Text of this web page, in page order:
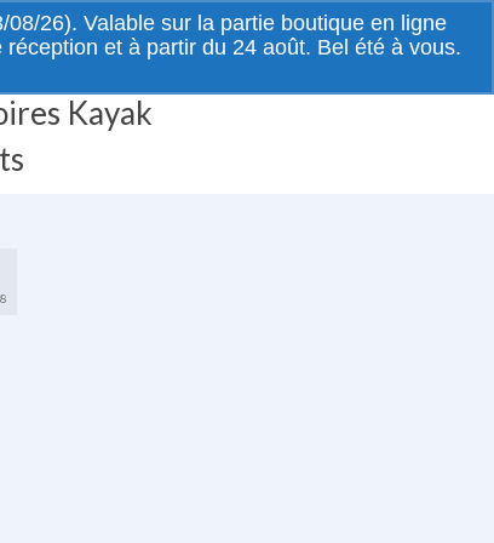
26). Valable sur la partie boutique en ligne
et à partir du 24 août. Bel été à vous.
Rechercher
:
Kayak